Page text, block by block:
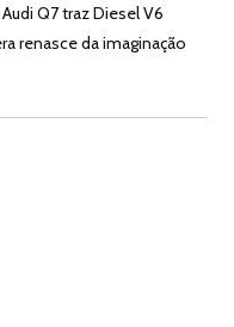
Q7 traz Diesel V6
renasce da imaginação